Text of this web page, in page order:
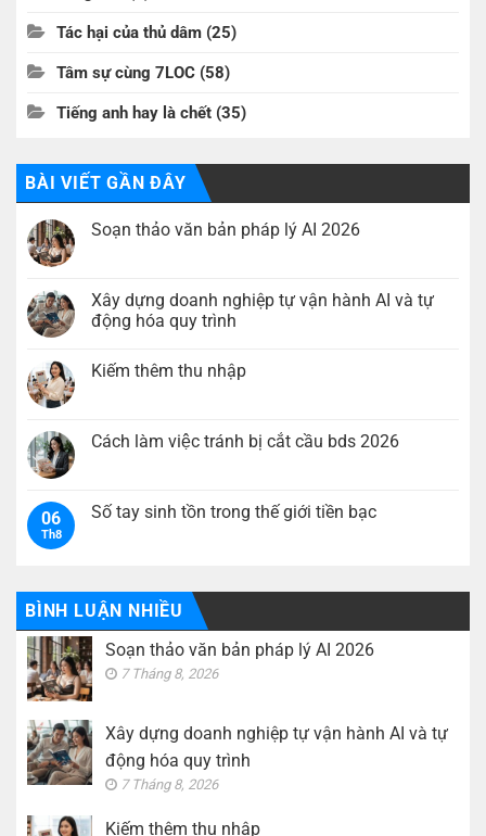
Tác hại của thủ dâm (25)
Tâm sự cùng 7LOC (58)
Tiếng anh hay là chết (35)
BÀI VIẾT GẦN ĐÂY
Soạn thảo văn bản pháp lý AI 2026
luận
ở
Soạn
bản
pháp
Xây dựng doanh nghiệp tự vận hành AI và tự
động hóa quy trình
bình
doanh
AI
trình
Kiếm thêm thu nhập
luận
ở
nhập
Cách làm việc tránh bị cắt cầu bds 2026
luận
ở
bị
cắt
cầu
bds
2026
06
Th8
Số tay sinh tồn trong thế giới tiền bạc
ở
Số
tay
sinh
tồn
thế
giới
tiền
bạc
BÌNH LUẬN NHIỀU
Soạn thảo văn bản pháp lý AI 2026
7 Tháng 8, 2026
Xây dựng doanh nghiệp tự vận hành AI và tự
động hóa quy trình
7 Tháng 8, 2026
Kiếm thêm thu nhập